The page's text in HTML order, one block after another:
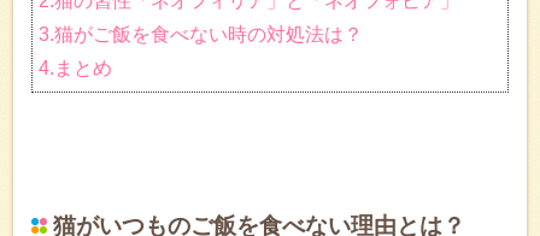
3.猫がご飯を食べない時の対処法は？
4.まとめ
猫がいつものご飯を食べない理由とは？